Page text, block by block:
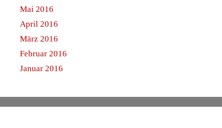
Mai 2016
April 2016
März 2016
Februar 2016
Januar 2016